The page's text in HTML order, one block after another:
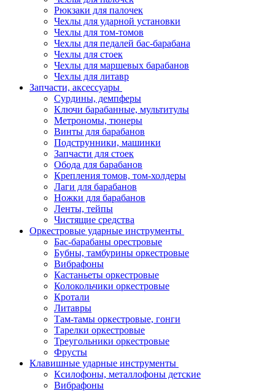
Рюкзаки для палочек
Чехлы для ударной установки
Чехлы для том-томов
Чехлы для педалей бас-барабана
Чехлы для стоек
Чехлы для маршевых барабанов
Чехлы для литавр
Запчасти, аксессуары
Сурдины, демпферы
Ключи барабанные, мультитулы
Метрономы, тюнеры
Винты для барабанов
Подструнники, машинки
Запчасти для стоек
Обода для барабанов
Крепления томов, том-холдеры
Лаги для барабанов
Ножки для барабанов
Ленты, тейпы
Чистящие средства
Оркестровые ударные инструменты
Бас-барабаны орестровые
Бубны, тамбурины оркестровые
Вибрафоны
Кастаньеты оркестровые
Колокольчики оркестровые
Кротали
Литавры
Там-тамы оркестровые, гонги
Тарелки оркестровые
Треугольники оркестровые
Фрусты
Клавишные ударные инструменты
Ксилофоны, металлофоны детские
Вибрафоны